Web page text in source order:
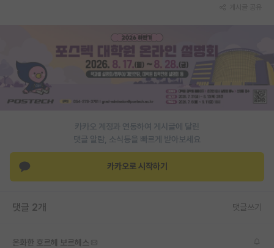
반도체 아카데미
재팬라운지 🌸
카카오 계정과 연동하여 게시글에 달린
댓글 알람, 소식등을 빠르게 받아보세요
카카오로 시작하기
댓글 2개 댓글쓰기
온화한 호르헤 보르헤스